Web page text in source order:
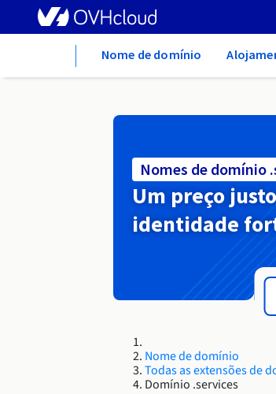
Nome de domínio
Nomes de domínio
Um preço
identidade
Nome de domínio
Todas as extensões de
Domínio .services